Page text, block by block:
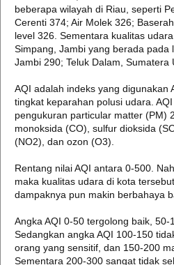
beberapa wilayah di Riau, seperti
Cerenti 374; Air Molek 326;
level 326. Sementara kualitas
Simpang, Jambi yang berada pada
Jambi 290; Teluk Dalam, Sumatera
AQI adalah indeks yang digunakan
tingkat keparahan polusi udara.
pengukuran particular matter (PM)
monoksida (CO), sulfur dioksida
(NO2), dan ozon (O3).
Rentang nilai AQI antara 0-500.
maka kualitas udara di kota
dampaknya pun makin berbahaya
Angka AQI 0-50 tergolong baik, 50-
Sedangkan angka AQI 100-150
orang yang sensitif, dan 150-200
Sementara 200-300 sangat tidak